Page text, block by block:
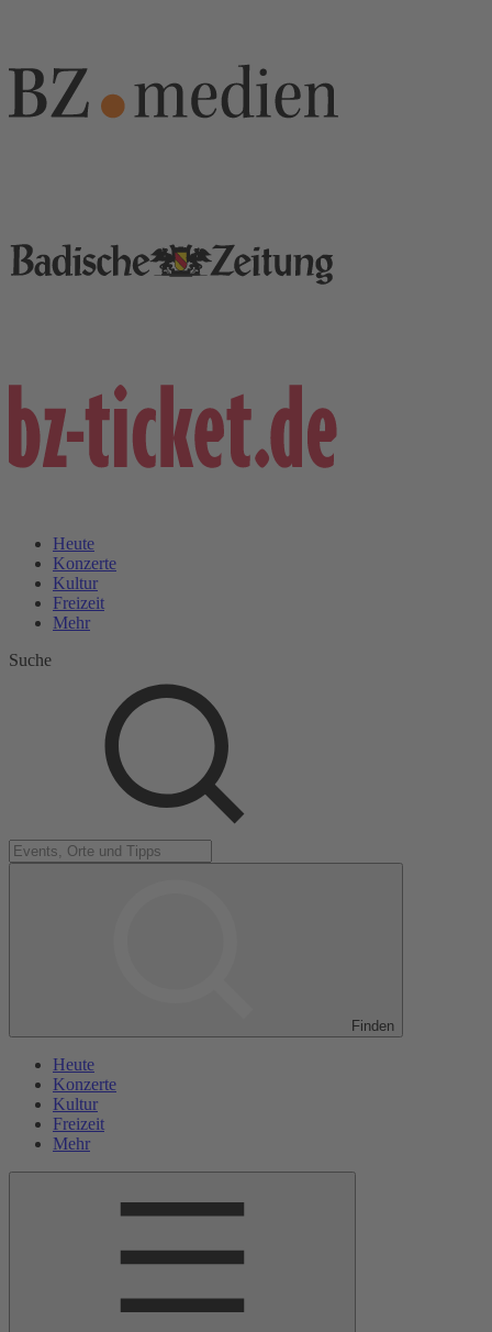
Heute
Konzerte
Kultur
Freizeit
Mehr
Suche
Finden
Heute
Konzerte
Kultur
Freizeit
Mehr